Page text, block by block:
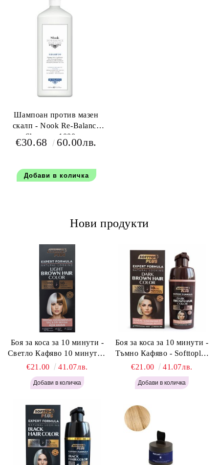
Шампоан против мазен
скалп - Nook Re-Balance
Shampoo 1000 мл
€30.68 60.00лв.
Нови продукти
Боя за коса за 10 минути -
Светло Кафяво 10 минути -
Softtoplus Expert Woman
Light Brown 400мл
€21.00 41.07лв.
Боя за коса за 10 минути -
Тъмно Кафяво - Softtoplus
Expert Woman Dark Brown
400 мл
€21.00 41.07лв.